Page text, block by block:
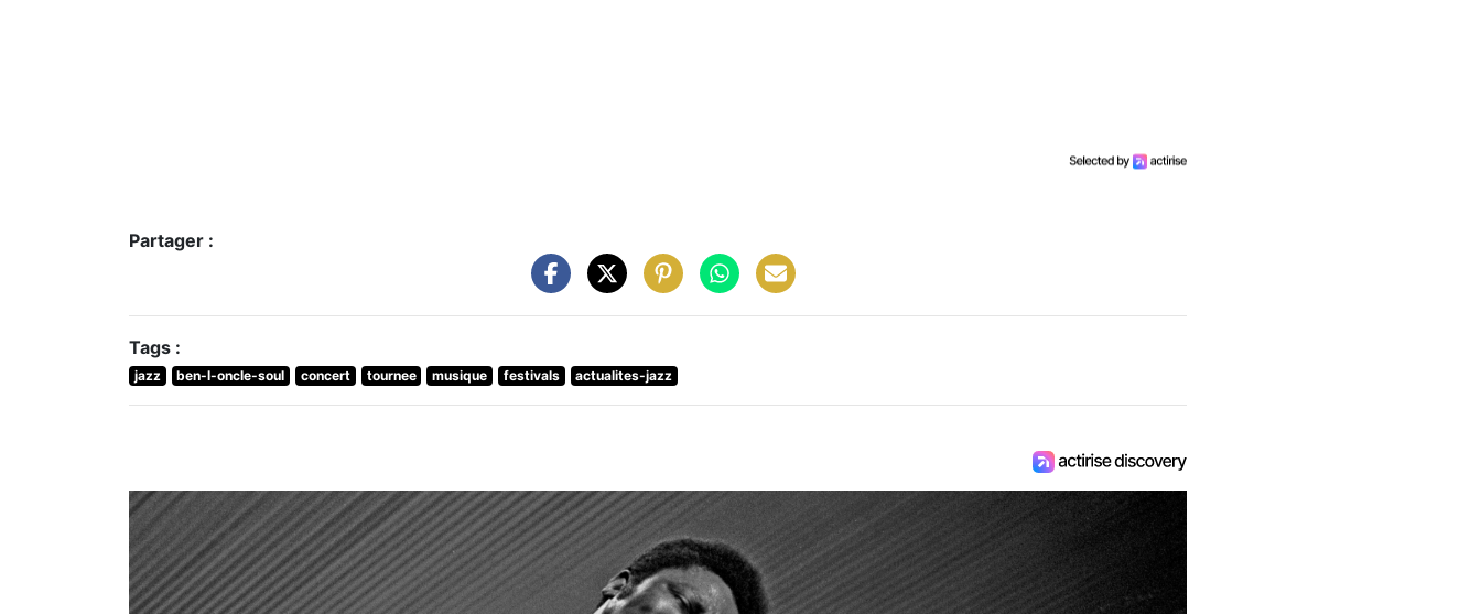
Partager :
Tags :
jazz ben-l-oncle-soul concert tournee musique festivals actualites-jazz